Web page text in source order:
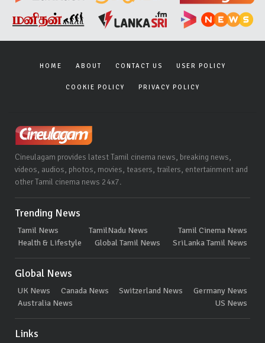
HOME ABOUT CONTACT US USER POLICY
COOKIE POLICY PRIVACY POLICY
Cineulagam provides latest Tamil cinema news, breaking news,
videos, audios, photos, movies, teasers, trailers, entertainment and
other Tamil cinema news 24x7.
Trending News
Tamil News TamilNadu News
Tamil Cinema News
Health & Lifestyle
Global Tamil News SriLanka Tamil News
Global News
UK News Canada News Switzerland News
Germany News
Australia News
US News
Links